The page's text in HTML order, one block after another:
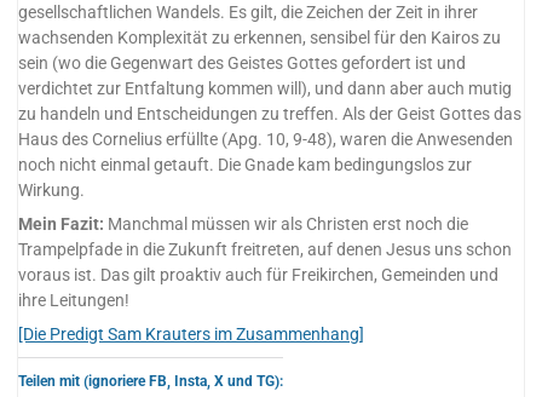
gesellschaftlichen Wandels. Es gilt, die Zeichen der Zeit in ihrer
wachsenden Komplexität zu erkennen, sensibel für den Kairos zu
sein (wo die Gegenwart des Geistes Gottes gefordert ist und
verdichtet zur Entfaltung kommen will), und dann aber auch mutig
zu handeln und Entscheidungen zu treffen. Als der Geist Gottes das
Haus des Cornelius erfüllte (Apg. 10, 9-48), waren die Anwesenden
noch nicht einmal getauft. Die Gnade kam bedingungslos zur
Wirkung.
Mein Fazit: Manchmal müssen wir als Christen erst noch die
Trampelpfade in die Zukunft freitreten, auf denen Jesus uns schon
voraus ist. Das gilt proaktiv auch für Freikirchen, Gemeinden und
ihre Leitungen!
[Die Predigt Sam Krauters im Zusammenhang]
Teilen mit (ignoriere FB, Insta, X und TG):